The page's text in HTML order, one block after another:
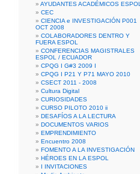
AYUDANTES ACADÉMICOS ESPOL
CEC
CIENCIA e INVESTIGACIÓN P001
OCT 2008
COLABORADORES DENTRO Y
FUERA ESPOL
CONFERENCIAS MAGISTRALES
ESPOL / ECUADOR
CPQG I G#3 2009 I
CPQG I P21 Y P71 MAYO 2010
CSECT 2011 - 2008
Cultura Digital
CURIOSIDADES
CURSO PILOTO 2010 ii
DESAFÍOS A LA LECTURA
DOCUMENTOS VARIOS
EMPRENDIMIENTO
Encuentro 2008
FOMENTO A LA INVESTIGACIÓN
HÉROES EN LA ESPOL
I INVITACIONES